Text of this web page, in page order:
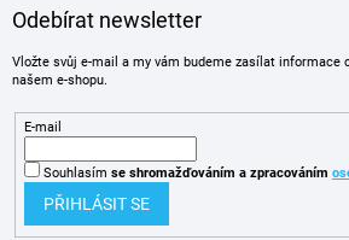
Odebírat newsletter
Vložte svůj e-mail a my vám budeme zasílat informace
našem e-shopu.
E-mail
Souhlasím se shromažďováním a zpracováním
PŘIHLÁSIT SE